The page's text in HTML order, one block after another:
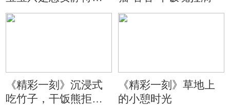
儿
《精彩一刻》沉浸式
吃竹子，干饭熊拒绝
《精彩一刻》草地上
的小憩时光